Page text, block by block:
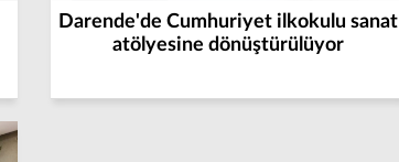
Darende'de Cumhuriyet ilkokulu sanat
atölyesine dönüştürülüyor